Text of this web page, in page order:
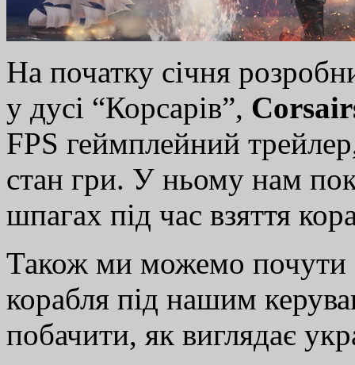
На початку січня
у дусі “Корсарів”,
FPS геймплейний
стан гри. У ньому нам
шпагах під час взяття
Також ми можемо почути
корабля під нашим
побачити, як виглядає